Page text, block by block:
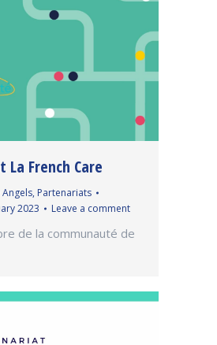
French Care
Angels, Partenariats
2023 Leave a comment
de la communauté de